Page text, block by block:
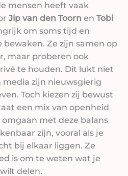
mensen heeft vaak
Jip van den Toorn en Tobi
om soms tijd en
Ze zijn samen op
maar proberen ook
te houden. Dit lukt niet
zijn nieuwsgierig
Toch kiezen zij bewust
een mix van openheid
met deze balans
zijn, vooral als je
bij elkaar liggen. Ze
is om te weten wat je
delen.